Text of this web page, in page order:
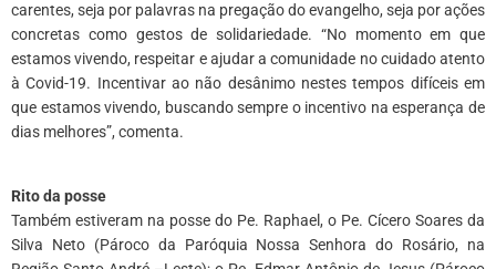
carentes, seja por palavras na pregação do evangelho, seja por ações
concretas como gestos de solidariedade. “No momento em que
estamos vivendo, respeitar e ajudar a comunidade no cuidado atento
à Covid-19. Incentivar ao não desânimo nestes tempos difíceis em
que estamos vivendo, buscando sempre o incentivo na esperança de
dias melhores”, comenta.
Rito da posse
Também estiveram na posse do Pe. Raphael, o Pe. Cícero Soares da
Silva Neto (Pároco da Paróquia Nossa Senhora do Rosário, na